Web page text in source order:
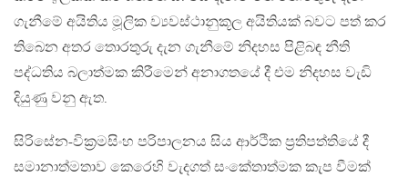
ගැනීමේ අයිතිය මූලික ව්‍යවස්ථානුකූල අයිතියක් බවට පත් කර
තිබෙන අතර තොරතුරු දැන ගැනීමේ නිදහස පිළිබඳ නීති
පද්ධතිය බලාත්මක කිරීමෙන් අනාගතයේ දී එම නිදහස වැඩි
දියුණු වනු ඇත.
සිරිසේන-වික‍්‍රමසිංහ පරිපාලනය සිය ආර්ථික ප‍්‍රතිපත්තියේ දී
සමානාත්මතාව කෙරෙහි වැදගත් සංකේතාත්මක කැප වීමක්